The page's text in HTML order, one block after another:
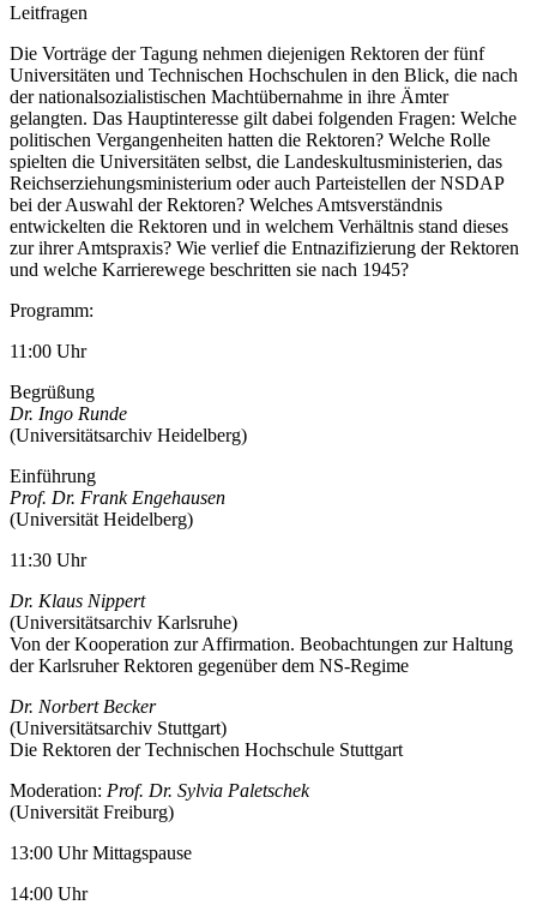
Leitfragen
Die Vorträge der Tagung nehmen diejenigen Rektoren der fünf
Universitäten und Technischen Hochschulen in den Blick, die nach
der nationalsozialistischen Machtübernahme in ihre Ämter
gelangten. Das Hauptinteresse gilt dabei folgenden Fragen: Welche
politischen Vergangenheiten hatten die Rektoren? Welche Rolle
spielten die Universitäten selbst, die Landeskultusministerien, das
Reichserziehungsministerium oder auch Parteistellen der NSDAP
bei der Auswahl der Rektoren? Welches Amtsverständnis
entwickelten die Rektoren und in welchem Verhältnis stand dieses
zur ihrer Amtspraxis? Wie verlief die Entnazifizierung der Rektoren
und welche Karrierewege beschritten sie nach 1945?
Programm:
11:00 Uhr
Begrüßung
Dr. Ingo Runde
(Universitätsarchiv Heidelberg)
Einführung
Prof. Dr. Frank Engehausen
(Universität Heidelberg)
11:30 Uhr
Dr. Klaus Nippert
(Universitätsarchiv Karlsruhe)
Von der Kooperation zur Affirmation. Beobachtungen zur Haltung
der Karlsruher Rektoren gegenüber dem NS-Regime
Dr. Norbert Becker
(Universitätsarchiv Stuttgart)
Die Rektoren der Technischen Hochschule Stuttgart
Moderation: Prof. Dr. Sylvia Paletschek
(Universität Freiburg)
13:00 Uhr Mittagspause
14:00 Uhr